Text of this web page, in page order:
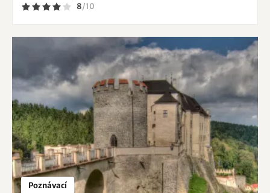
8/10
Poznávací